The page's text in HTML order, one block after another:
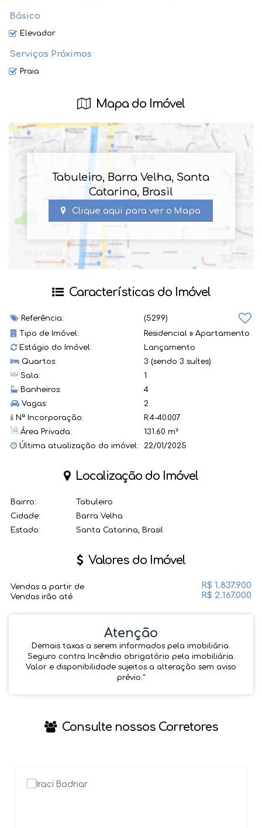
Básico
Elevador
Serviços Próximos
Praia
Mapa do Imóvel
Tabuleiro, Barra Velha, Santa
Catarina, Brasil
Clique aqui para ver o Mapa
Características do Imóvel
Referência:
(5299)
Tipo de Imóvel:
Residencial » Apartamento
Estágio do Imóvel:
Lançamento
Quartos:
3 (sendo 3 suítes)
Sala:
1
Banheiros:
4
Vagas:
2
Nº Incorporação:
R.4-40.007
Área Privada:
131.60 m²
Última atualização do imóvel:
22/01/2025
Localização do Imóvel
Bairro:
Tabuleiro
Cidade:
Barra Velha
Estado:
Santa Catarina, Brasil
Valores do Imóvel
R$ 1.837.900
Vendas a partir de
R$ 2.167.000
Vendas irão até
Atenção
Demais taxas a serem informados pela imobiliária.
Seguro contra Incêndio obrigatório pela imobiliária.
Valor e disponibilidade sujeitos a alteração sem aviso
prévio.''
Consulte nossos Corretores